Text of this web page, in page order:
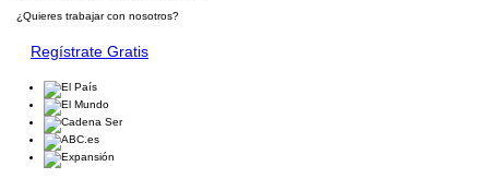
¿Quieres trabajar con nosotros?
Regístrate Gratis